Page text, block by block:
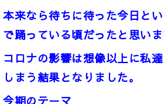
本来なら待ちに待った今日と
で踊っている頃だったと思いま
コロナの影響は想像以上に私達
しまう結果となりました。
今期のテーマ